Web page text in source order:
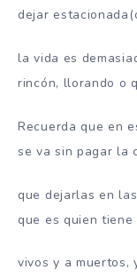
dejar
la vida es
rincón, llorando o
Recuerda que en
se va sin pagar la
que dejarlas en
que es quien
vivos y a muertos,